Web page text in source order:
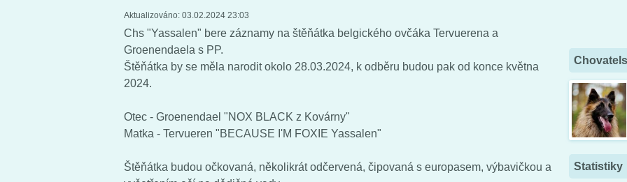
Aktualizováno: 03.02.2024 23:03
Chs "Yassalen" bere záznamy na štěňátka belgického ovčáka Tervuerena a
Groenendaela s PP.
Štěňátka by se měla narodit okolo 28.03.2024, k odběru budou pak od konce května
2024.
Otec - Groenendael "NOX BLACK z Kovárny"
Matka - Tervueren "BECAUSE I'M FOXIE Yassalen"
Štěňátka budou očkovaná, několikrát odčervená, čipovaná s europasem, výbavičkou a
Statistiky